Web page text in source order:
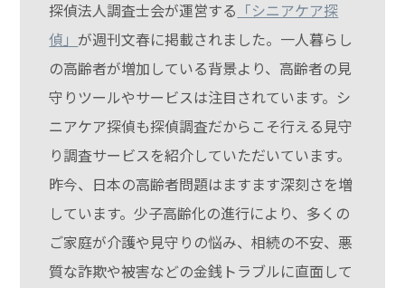
探偵法人調査士会が運営する 「シニアケア探
偵」が週刊文春に掲載されました。一人暮らし
の高齢者が増加している背景より、高齢者の見
守りツールやサービスは注目されています。シ
ニアケア探偵も探偵調査だからこそ行える見守
り調査サービスを紹介していただいています。
昨今、日本の高齢者問題はますます深刻さを増
しています。少子高齢化の進行により、多くの
ご家庭が介護や見守りの悩み、相続の不安、悪
質な詐欺や被害などの金銭トラブルに直面して